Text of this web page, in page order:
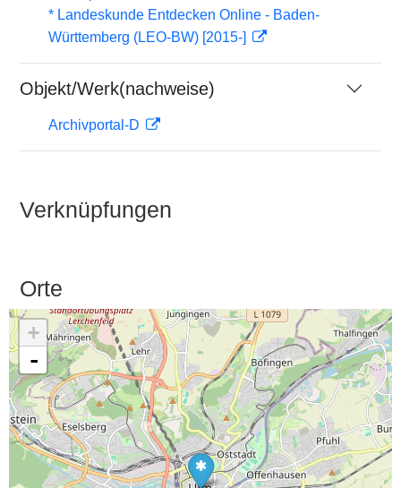
* Landeskunde Entdecken Online - Baden-
Württemberg (LEO-BW) [2015-]
Objekt/Werk(nachweise)
Archivportal-D
Verknüpfungen
Orte
+
-